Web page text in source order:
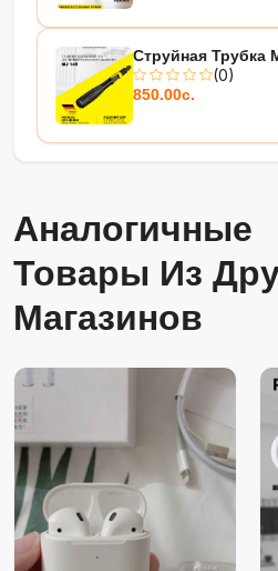
Струйная Трубка
(0)
850.00с.
Аналогичные
Товары Из
Магазинов